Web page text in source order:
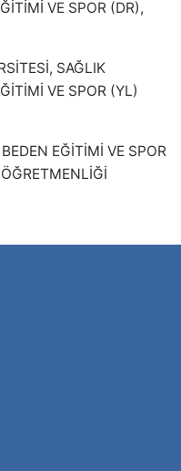
VE SPOR (DR),
SAĞLIK
VE SPOR (YL)
EĞİTİMİ VE SPOR